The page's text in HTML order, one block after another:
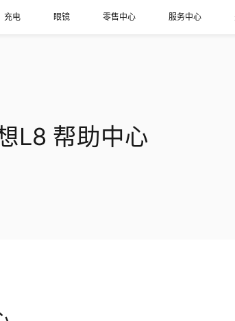
充电 眼镜 零售中心 服务中心
L8 帮助中心